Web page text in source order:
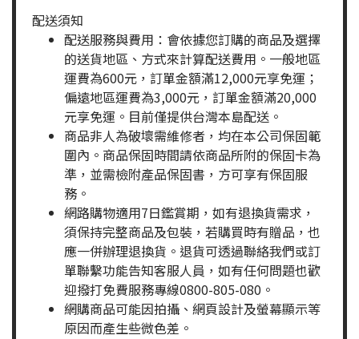
配送須知
配送服務與費用：會依據您訂購的商品及選擇
的送貨地區、方式來計算配送費用。一般地區
運費為600元，訂單金額滿12,000元享免運；
偏遠地區運費為3,000元，訂單金額滿20,000
元享免運。目前僅提供台灣本島配送。
商品非人為破壞需維修者，均在本公司保固範
圍內。商品保固時間請依商品所附的保固卡為
準，並需檢附產品保固書，方可享有保固服
務。
網路購物適用7日鑑賞期，如有退換貨需求，
須保持完整商品及包裝，若購買時有贈品，也
應一併辦理退換貨。退貨可透過聯絡我們或訂
單聯繫功能告知客服人員，如有任何問題也歡
迎撥打免費服務專線0800-805-080。
網購商品可能因拍攝、網頁設計及螢幕顯示等
原因而產生些微色差。